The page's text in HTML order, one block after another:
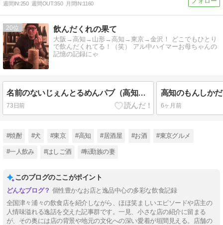
週間IN:250 週間OUT:350 月間IN:1160
20 飲んだくれの果て
大阪→高知→山形→高知→東京→金沢！ どこでもひとり
で飲んだくれてる！（笑） アル中ハイマーお母ちゃんの
記憶の記録にゃ
名前のないじぇんとるめんパブ（高知・柳町）辿り着けばそこに善き酒・肴・店主あり！
73日前 6ヶ月前
#焼酎 #犬 #東京 #高知 #居酒屋 #お酒 #東京グルメ
#一人飲み #はしご酒 #転勤族の妻
このブログのここがポイント
個性豊かなお店と逸品中心の多彩な飲食記録
全国津々浦々の飲食店を紹介しながら、ほほ笑ましいエピソードや店主の
人情味溢れる逸話を交えた記事群です。一見、小さな店の紹介に留まる
が、その奥には店の背景や地元の文化への深い愛着が垣間見える。店舗の